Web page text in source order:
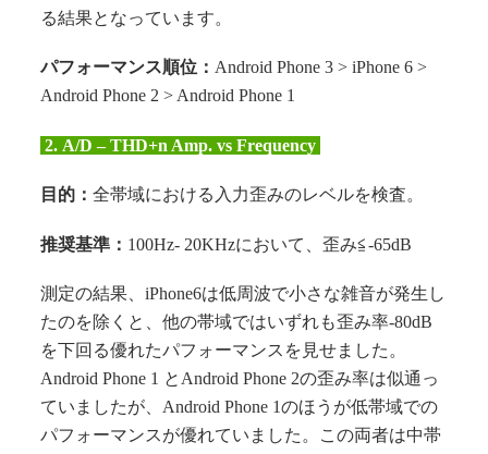
る結果となっています。
パフォーマンス順位： Android Phone 3 > iPhone 6 >
Android Phone 2 > Android Phone 1
2. A/D – THD+n Amp. vs Frequency
目的：全帯域における入力歪みのレベルを検査。
推奨基準： 100Hz- 20KHzにおいて、歪み≦-65dB
測定の結果、iPhone6は低周波で小さな雑音が発生し
たのを除くと、他の帯域ではいずれも歪み率-80dB
を下回る優れたパフォーマンスを見せました。
Android Phone 1 とAndroid Phone 2の歪み率は似通っ
ていましたが、Android Phone 1のほうが低帯域での
パフォーマンスが優れていました。この両者は中帯